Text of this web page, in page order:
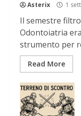
Asterix 1
Il semestre filtro
Odontoiatria
strumento per
Read More